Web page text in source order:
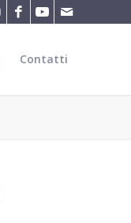
Contatti